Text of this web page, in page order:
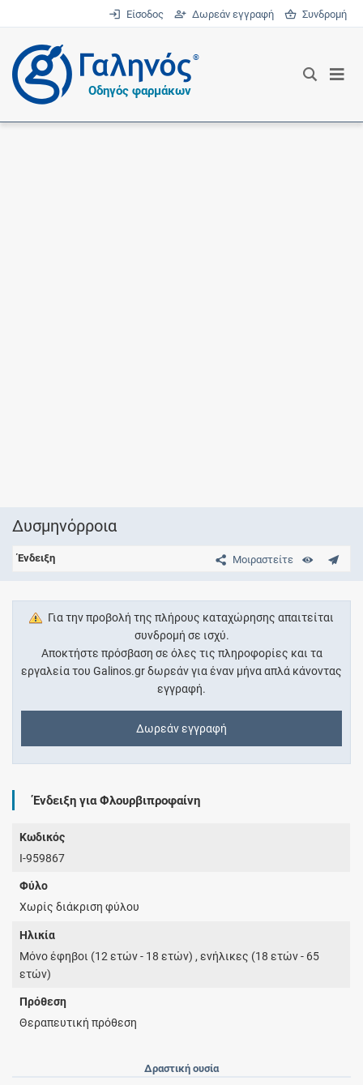
Είσοδος Δωρεάν εγγραφή Συνδρομή
®
Οδηγός φαρμάκων
Δυσμηνόρροια
Μοιραστείτε
Ένδειξη
Για την προβολή της πλήρους καταχώρησης απαιτείται
συνδρομή σε ισχύ.
Αποκτήστε πρόσβαση σε όλες τις πληροφορίες και τα
εργαλεία του Galinos.gr δωρεάν για έναν μήνα απλά κάνοντας
εγγραφή.
Δωρεάν εγγραφή
Ένδειξη για Φλουρβιπροφαίνη
Κωδικός
I-959867
Φύλο
Χωρίς διάκριση φύλου
Ηλικία
Μόνο έφηβοι (12 ετών - 18 ετών) , ενήλικες (18 ετών - 65
ετών)
Πρόθεση
Θεραπευτική πρόθεση
Δραστική ουσία